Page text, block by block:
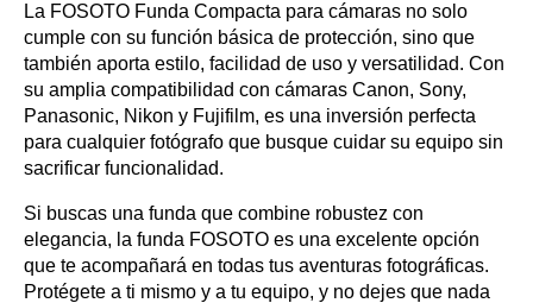
La FOSOTO Funda Compacta para cámaras no solo
cumple con su función básica de protección, sino que
también aporta estilo, facilidad de uso y versatilidad. Con
su amplia compatibilidad con cámaras Canon, Sony,
Panasonic, Nikon y Fujifilm, es una inversión perfecta
para cualquier fotógrafo que busque cuidar su equipo sin
sacrificar funcionalidad.
Si buscas una funda que combine robustez con
elegancia, la funda FOSOTO es una excelente opción
que te acompañará en todas tus aventuras fotográficas.
Protégete a ti mismo y a tu equipo, y no dejes que nada